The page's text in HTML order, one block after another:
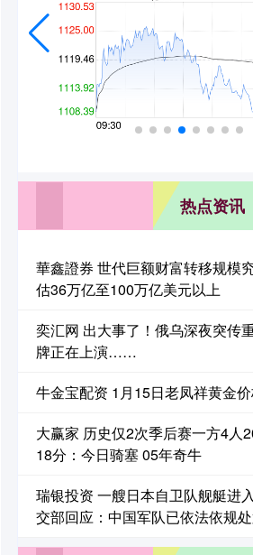
热点资讯
華鑫證券 世代巨额财富转移规模
估36万亿至100万亿美元以上
奕汇网 出大事了！俄乌深夜突传
牌正在上演……
牛金宝配资 1月15日老凤祥黄金
大赢家 历史仅2次季后赛一方4人
18分：今日骑塞 05年奇牛
瑞银投资 一艘日本自卫队舰艇进
交部回应：中国军队已依法依规